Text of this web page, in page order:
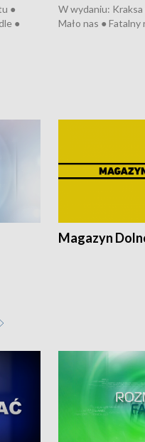
●
●
W wydaniu:
Mało nas ● Fatalny
Magazyn